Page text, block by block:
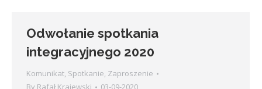
Odwołanie spotkania
integracyjnego 2020
Komunikat, Spotkanie, Zaproszenie
By Rafał Krajewski 03-09-2020